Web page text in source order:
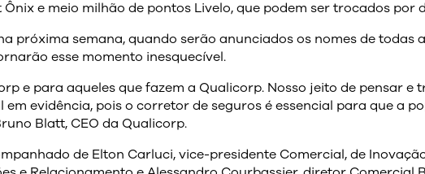
e meio milhão de pontos Livelo, que podem ser trocados por
próxima semana, quando serão anunciados os nomes de todas
esse momento inesquecível.
e para aqueles que fazem a Qualicorp. Nosso jeito de pensar e
evidência, pois o corretor de seguros é essencial para que a
Blatt, CEO da Qualicorp.
de Elton Carluci, vice-presidente Comercial, de